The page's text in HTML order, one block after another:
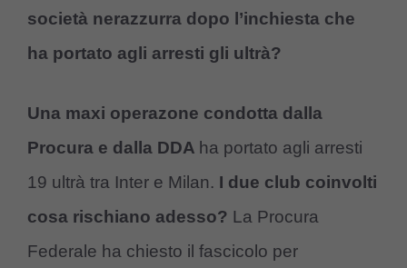
società nerazzurra dopo l’inchiesta che
ha portato agli arresti gli ultrà?
Una maxi operazone condotta dalla
Procura e dalla DDA ha portato agli arresti
19 ultrà tra Inter e Milan. I due club coinvolti
cosa rischiano adesso? La Procura
Federale ha chiesto il fascicolo per